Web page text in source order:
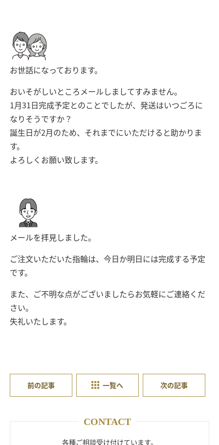
お世話になっております。
おいそがしいところメールしましてすみません。
1月31日完成予定とのことでしたが、発送はいつごろに
なりそうですか？
誕生日が2月のため、それまでにいただけると助かりま
す。
よろしくお願い致します。
メールを拝見しました。
ご注文いただいた指輪は、今日か明日には完成する予定
です。
また、ご不明な点がございましたらお気軽にご連絡くだ
さい。
失礼いたします。
前の記事 一覧へ 次の記事
CONTACT
各種ご相談受け付けています。